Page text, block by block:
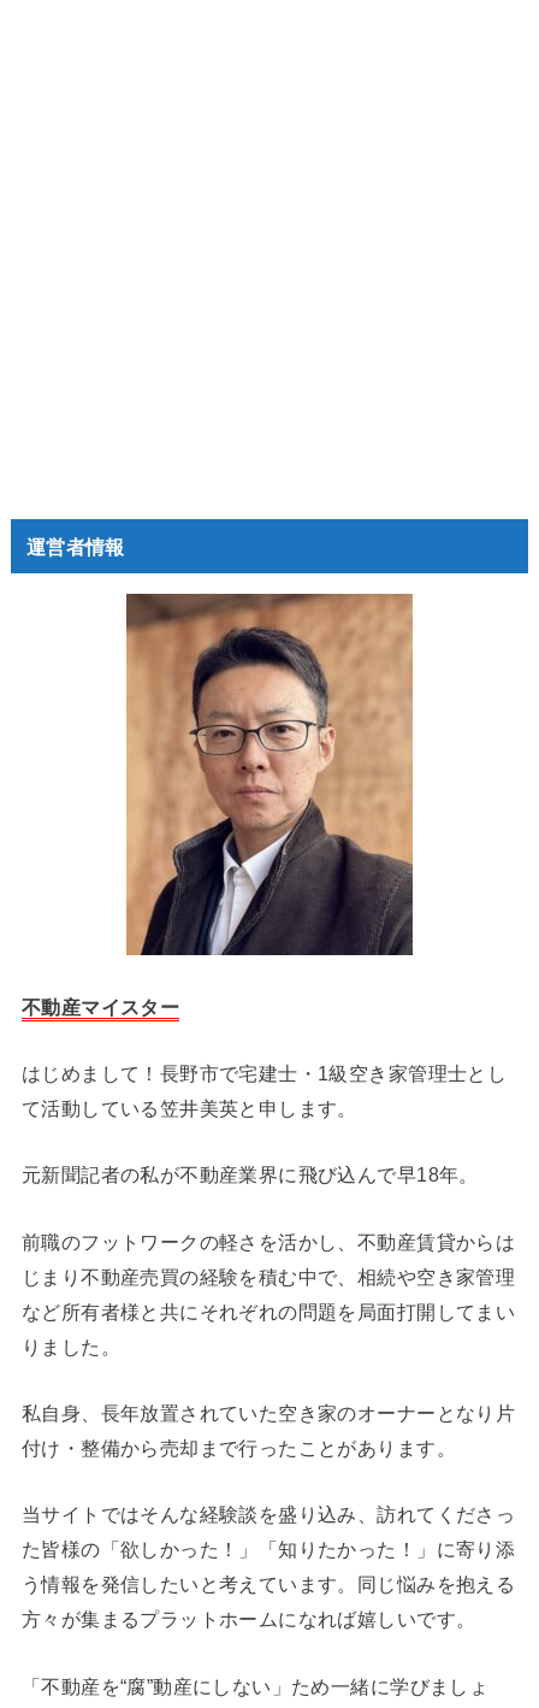
運営者情報
不動産マイスター
はじめまして！長野市で宅建士・1級空き家管理士とし
て活動している笠井美英と申します。
元新聞記者の私が不動産業界に飛び込んで早18年。
前職のフットワークの軽さを活かし、不動産賃貸からは
じまり不動産売買の経験を積む中で、相続や空き家管理
など所有者様と共にそれぞれの問題を局面打開してまい
りました。
私自身、長年放置されていた空き家のオーナーとなり片
付け・整備から売却まで行ったことがあります。
当サイトではそんな経験談を盛り込み、訪れてくださっ
た皆様の「欲しかった！」「知りたかった！」に寄り添
う情報を発信したいと考えています。同じ悩みを抱える
方々が集まるプラットホームになれば嬉しいです。
「不動産を“腐”動産にしない」ため一緒に学びましょ